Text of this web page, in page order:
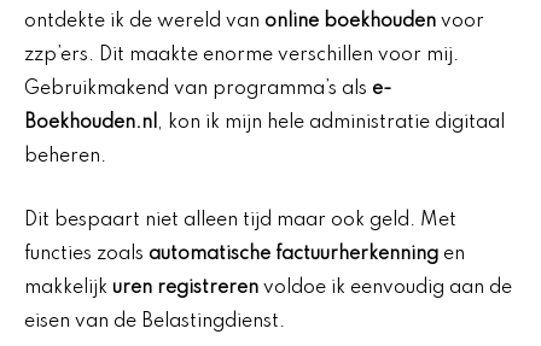
ontdekte ik de wereld van online boekhouden voor
zzp’ers. Dit maakte enorme verschillen voor mij.
Gebruikmakend van programma’s als e-
Boekhouden.nl , kon ik mijn hele administratie digitaal
beheren.
Dit bespaart niet alleen tijd maar ook geld. Met
functies zoals automatische factuurherkenning en
makkelijk uren registreren voldoe ik eenvoudig aan de
eisen van de Belastingdienst.